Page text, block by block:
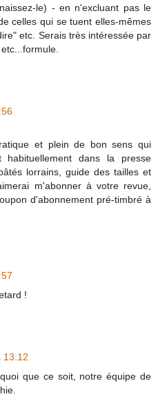
le) - en n'excluant pas le
celles qui se tuent elles-mêmes
etc. Serais très intéressée par
et plein de bon sens qui
dans la presse
lorrains, guide des tailles et
m'abonner à votre revue,
d'abonnement pré-timbré à
!
13:12
que ce soit, notre équipe de